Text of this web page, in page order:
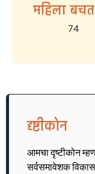
महिला
74
दृष्टीकोन
आमचा दृष्टीकोन
सर्वसमावेशक